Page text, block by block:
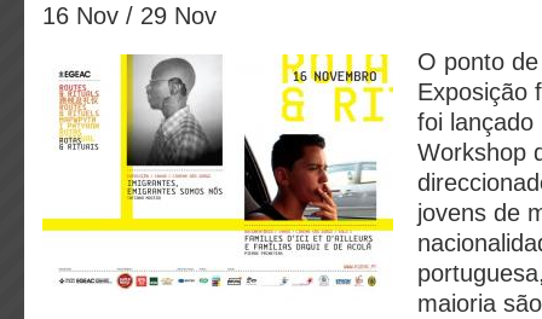
16 Nov / 29 Nov
O ponto
Exposição
foi lançado
Workshop
jovens de
maioria são